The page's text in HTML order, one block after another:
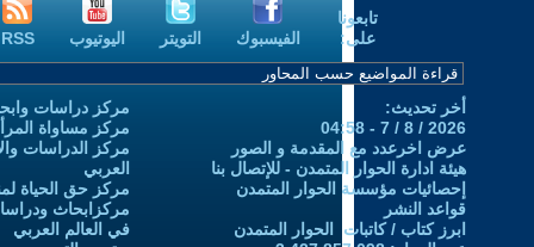
تابعونا
على:
الفيسبوك التويتر اليوتيوب RSS
أخر تحديث:
2026 / 8 / 7 - 04:58
عرض اخرعدد مع المقدمة و الصور
هيئة ادارة الحوار المتمدن - للإتصال بنا
إحصائيات مؤسسة الحوار المتمدن
قواعد النشر
ابرز كتاب / كاتبات الحوار المتمدن
مركز دراسات
مركز مساواة
مركز الدراسات
العربي
مركز حق الحياة
مركزابحاث
في العالم العربي